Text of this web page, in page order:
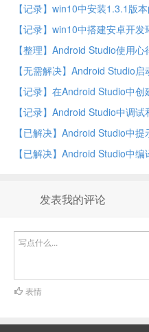
【记录】win10中安装1.3.1版
【记录】win10中搭建安卓开
【整理】Android Studio使用心
【记录】在Android Studio中创
【记录】Android Studio中调
发表我的评论
表情